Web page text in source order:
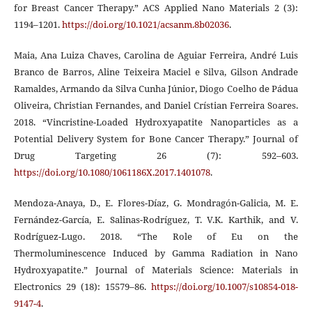
for Breast Cancer Therapy.” ACS Applied Nano Materials 2 (3):
1194–1201.https://doi.org/10.1021/acsanm.8b02036.
Maia, Ana Luiza Chaves, Carolina de Aguiar Ferreira, André Luis
Branco de Barros, Aline Teixeira Maciel e Silva, Gilson Andrade
Ramaldes, Armando da Silva Cunha Júnior, Diogo Coelho de Pádua
Oliveira, Christian Fernandes, and Daniel Crístian Ferreira Soares.
2018. “Vincristine-Loaded Hydroxyapatite Nanoparticles as a
Potential Delivery System for Bone Cancer Therapy.” Journal of
Drug Targeting 26 (7): 592–603.
https://doi.org/10.1080/1061186X.2017.1401078.
Mendoza-Anaya, D., E. Flores-Díaz, G. Mondragón-Galicia, M. E.
Fernández-García, E. Salinas-Rodríguez, T. V.K. Karthik, and V.
Rodríguez-Lugo. 2018. “The Role of Eu on the
Thermoluminescence Induced by Gamma Radiation in Nano
Hydroxyapatite.” Journal of Materials Science: Materials in
Electronics 29 (18): 15579–86.https://doi.org/10.1007/s10854-018-
9147-4.